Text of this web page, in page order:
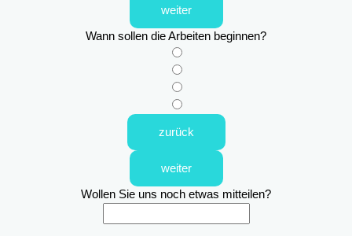
weiter
Wann sollen die Arbeiten beginnen?
zurück
weiter
Wollen Sie uns noch etwas mitteilen?